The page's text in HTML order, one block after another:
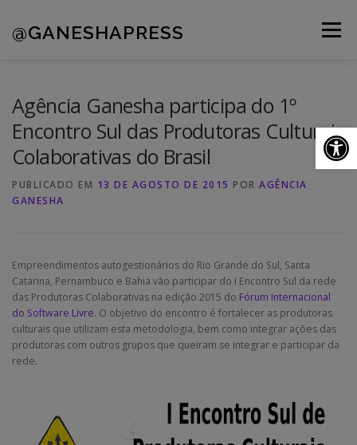
@GANESHAPRESS Menu
NOVIDADES CONTATOS
Agência Ganesha participa do 1º
Encontro Sul das Produtoras Culturais
Colaborativas do Brasil
PUBLICADO EM 13 DE AGOSTO DE 2015 POR AGÊNCIA
GANESHA
Empreendimentos autogestionários do Rio Grande do Sul, Santa
Catarina, Pernambuco e Bahia vão participar do I Encontro Sul da rede
das Produtoras Colaborativas na edição 2015 do Fórum Internacional
do Software Livre. O objetivo do encontro é fortalecer as produtoras
culturais que utilizam esta metodologia, bem como integrar ações das
produtoras com outros grupos que queiram se integrar e participar da
rede.